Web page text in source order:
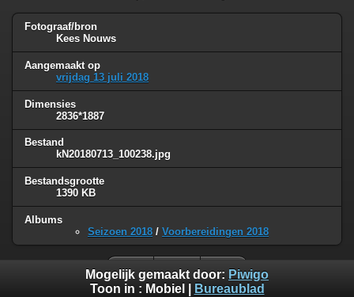
Fotograaf/bron
Kees Nouws
Aangemaakt op
vrijdag 13 juli 2018
Dimensies
2836*1887
Bestand
kN20180713_100238.jpg
Bestandsgrootte
1390 KB
Albums
Seizoen 2018 / Voorbereidingen 2018
Mogelijk gemaakt door: Piwigo
Toon in : Mobiel Bureaublad